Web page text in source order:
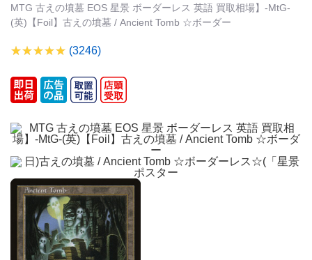
MTG 古えの墳墓 EOS 星景 ボーダーレス 英語 買取相場】-MtG-
(英)【Foil】古えの墳墓 / Ancient Tomb ☆ボーダー
(3246)